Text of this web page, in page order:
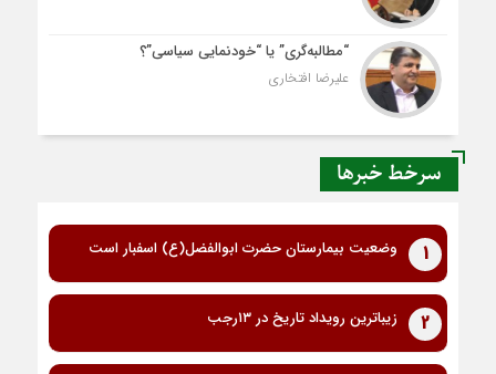
“مطالبه‌گری” یا “خودنمایی سیاسی”؟
علیرضا افتخاری
سرخط خبرها
1 وضعیت بیمارستان حضرت ابوالفضل(ع) اسفبار است
2 زیباترین رویداد تاریخ در ۱۳رجب